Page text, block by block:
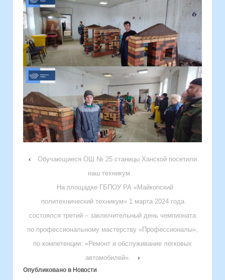
‹
Обучающиеся ОШ № 25 станицы Ханской посетили
наш техникум.
На площадке ГБПОУ РА «Майкопский
политехнический техникум» 1 марта 2024 года
состоялся третий – заключительный день чемпионата
по профессиональному мастерству «Профессионалы»,
по компетенции: «Ремонт и обслуживание легковых
автомобилей».
›
Опубликовано в Новости